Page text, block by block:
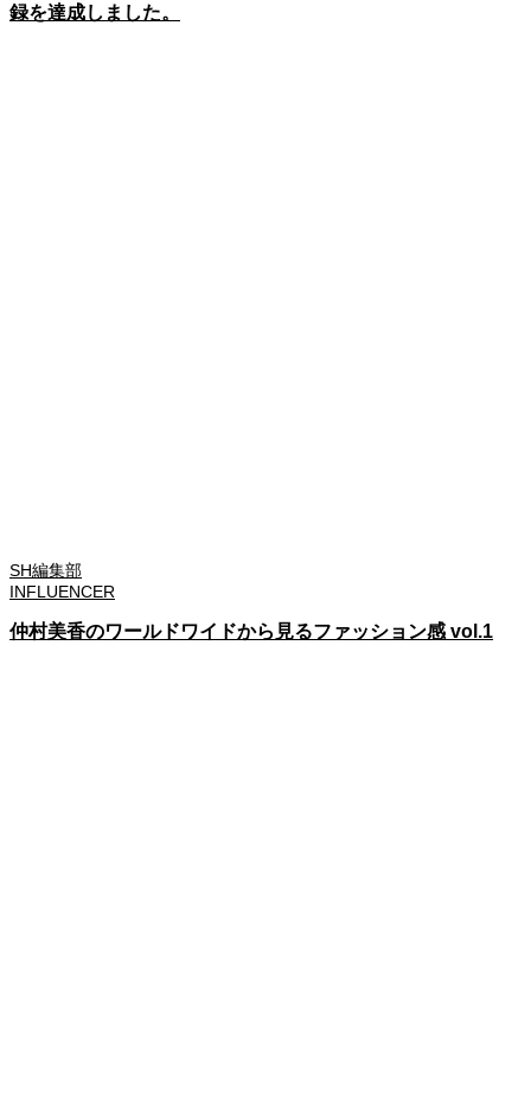
録を達成しました。
SH編集部
INFLUENCER
仲村美香のワールドワイドから見るファッション感 vol.1